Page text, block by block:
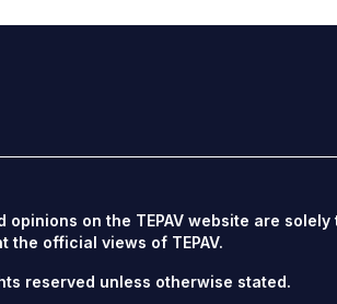
opinions on the TEPAV website are
the official views of TEPAV.
reserved unless otherwise stated.